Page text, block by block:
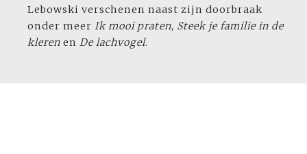
Lebowski verschenen naast zijn doorbraak
onder meer Ik mooi praten, Steek je familie in de
kleren en De lachvogel.